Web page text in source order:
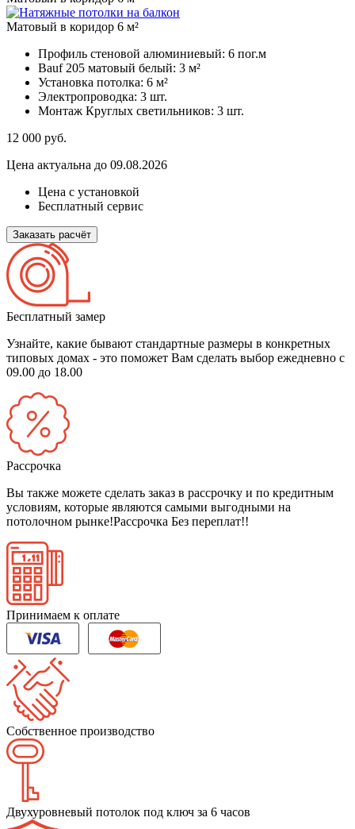
Матовый в коридор 6 м²
Профиль стеновой алюминиевый: 6 пог.м
Bauf 205 матовый белый: 3 м²
Установка потолка: 6 м²
Электропроводка: 3 шт.
Монтаж Круглых светильников: 3 шт.
12 000 руб.
Цена актуальна до 09.08.2026
Цена с установкой
Бесплатный сервис
Заказать расчёт
Бесплатный замер
Узнайте, какие бывают стандартные размеры в конкретных
типовых домах - это поможет Вам сделать выбор ежедневно с
09.00 до 18.00
Рассрочка
Вы также можете сделать заказ в рассрочку и по кредитным
условиям, которые являются самыми выгодными на
потолочном рынке!Рассрочка Без переплат!!
Принимаем к оплате
Собственное производство
Двухуровневый потолок под ключ за 6 часов